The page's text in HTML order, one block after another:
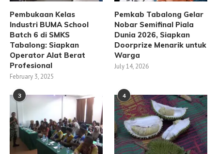
Pembukaan Kelas
Industri BUMA School
Batch 6 di SMKS
Tabalong: Siapkan
Operator Alat Berat
Profesional
February 3, 2025
Pemkab Tabalong Gelar
Nobar Semifinal Piala
Dunia 2026, Siapkan
Doorprize Menarik untuk
Warga
July 14, 2026
3 4